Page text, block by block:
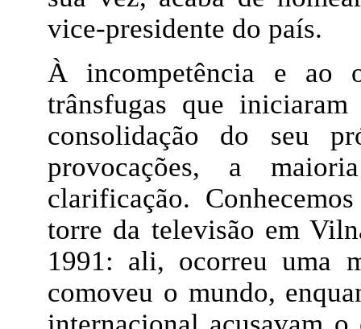
vice-presidente do país.
À incompetência e ao
trânsfugas que
consolidação do seu
provocações, a
clarificação.
torre da televisão em
1991: ali, ocorreu uma
comoveu o mundo,